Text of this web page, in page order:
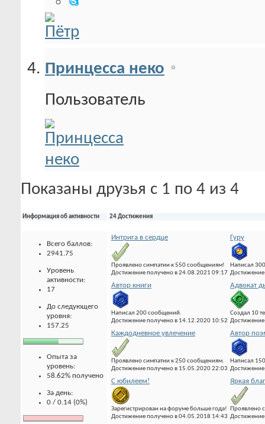
Принцесса неко
Пользователь
Показаны друзья с 1 по 4 из 4
Информация об активности
Всего баллов:
2941.75
Уровень
активности:
17
До следующего
уровня:
157.25
Опыта за
уровень:
58.62% получено
За день:
0 / 0.14 (0%)
24 Достижения
Интрига в сердце
Проявлено симпатии к 550 сообщениям!
Достижение получено в 24.08.2021 09:17
Гуру
Написал
Автор книги
Написал 200 сообщений.
Достижение получено в 14.12.2020 10:52
Адвокат
Создал 10
Каждодневное увлечение
Проявлено симпатии к 250 сообщениям.
Достижение получено в 15.05.2020 22:03
Автор
Написал
С юбилеем!
Зарегистрирован на форуме больше года!
Достижение получено в 04.05.2018 14:43
Яркая
Проявлено